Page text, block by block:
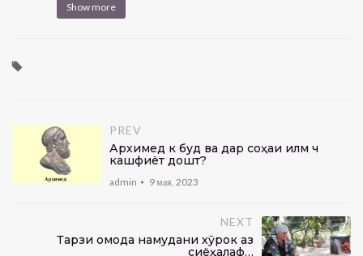
Show more
PREV
Архимед кӣ буд ва дар соҳаи илм чӣ
кашфиёт дошт?
admin 9 мая, 2023
NEXT
Тарзи омода намудани хӯрок аз
сиёҳалаф…